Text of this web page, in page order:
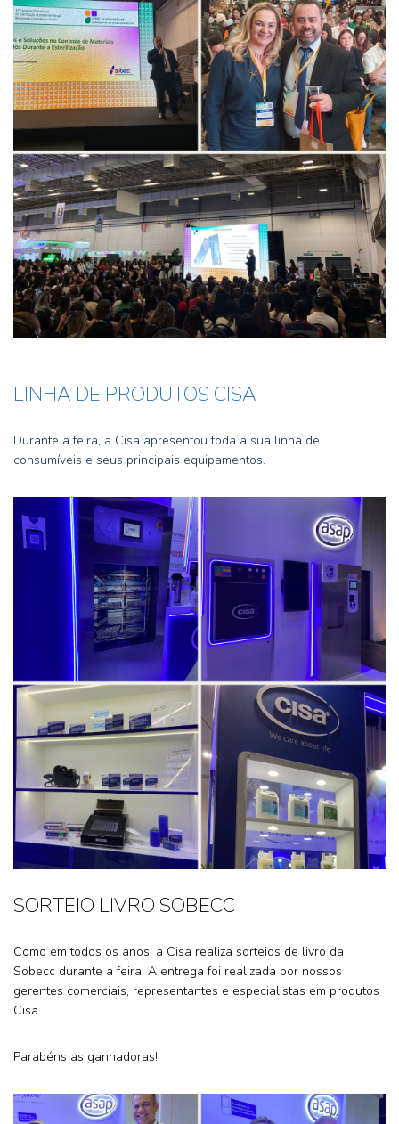
LINHA DE PRODUTOS CISA
Durante a feira, a Cisa apresentou toda a sua linha de
consumíveis e seus principais equipamentos.
SORTEIO LIVRO SOBECC
Como em todos os anos, a Cisa realiza sorteios de livro da
Sobecc durante a feira. A entrega foi realizada por nossos
gerentes comerciais, representantes e especialistas em produtos
Cisa.
Parabéns as ganhadoras!